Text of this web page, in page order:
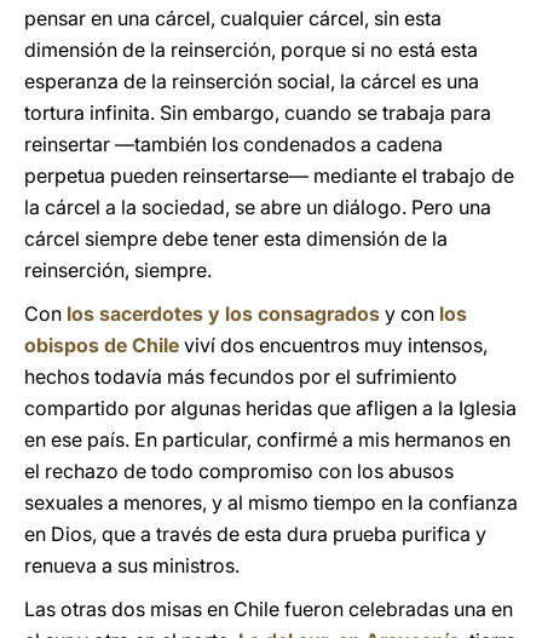
pensar en una cárcel, cualquier cárcel, sin esta
dimensión de la reinserción, porque si no está esta
esperanza de la reinserción social, la cárcel es una
tortura infinita. Sin embargo, cuando se trabaja para
reinsertar —también los condenados a cadena
perpetua pueden reinsertarse— mediante el trabajo de
la cárcel a la sociedad, se abre un diálogo. Pero una
cárcel siempre debe tener esta dimensión de la
reinserción, siempre.
Con los sacerdotes y los consagrados y con los
obispos de Chile viví dos encuentros muy intensos,
hechos todavía más fecundos por el sufrimiento
compartido por algunas heridas que afligen a la Iglesia
en ese país. En particular, confirmé a mis hermanos en
el rechazo de todo compromiso con los abusos
sexuales a menores, y al mismo tiempo en la confianza
en Dios, que a través de esta dura prueba purifica y
renueva a sus ministros.
Las otras dos misas en Chile fueron celebradas una en